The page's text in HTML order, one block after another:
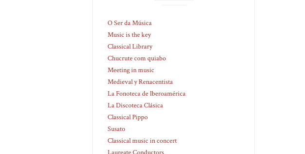
O Ser da Música
Music is the key
Classical Library
Chucrute com quiabo
Meeting in music
Medieval y Renacentista
La Fonoteca de Iberoamérica
La Discoteca Clásica
Classical Pippo
Susato
Classical music in concert